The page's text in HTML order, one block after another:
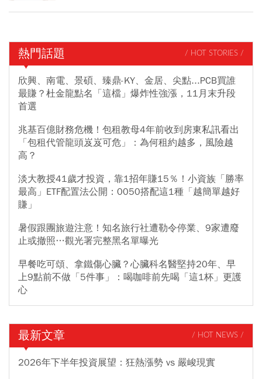
熱門話題 / HOT STORIES /
欣興、南電、景碩、臻鼎-KY、金居、尖點...PCB買誰
最賺？杜金龍點名「這檔」爆炸性強漲，11月末升段
首選
兆基百億財務危機！包租教母4年前收到房東私訊看出
「包租代管龍頭岌岌可危」：為何租約越多，風險越
高？
淡大教授41歲才投資，靠1招年賺15％！小資族「勝率
最高」ETF配置法公開：0050搭配這1種「越簡單越好
賺」
暑假跟團旅遊注意！知名旅行社遭勒令停業、9家遭廢
止或撤照…觀光署完整黑名單曝光
早餐吃可頌、拿鐵傷心臟？心臟科名醫堅持20年、早
上9點前不做「5件事」：喝咖啡前先喝「這1杯」更護
心
最新文章 / HOT NEWS /
2026年下半年投資展望：狂熱漲勢 vs 嚴峻現實